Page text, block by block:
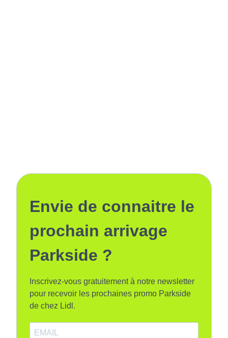
Envie de connaitre le
prochain arrivage
Parkside ?
Inscrivez-vous gratuitement à notre newsletter
pour recevoir les prochaines promo Parkside
de chez Lidl.